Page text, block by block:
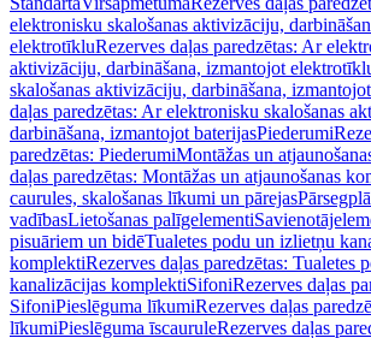
elektronisku skalošanas aktivizāciju,
elektrotīkluRezerves daļas paredzētas: Ar
aktivizāciju, darbināšana, izmantojot
skalošanas aktivizāciju, darbināšana,
daļas paredzētas: Ar elektronisku skalošanas
darbināšana, izmantojot baterijasPiederumi
paredzētas: PiederumiMontāžas un
daļas paredzētas: Montāžas un atjaunošanas
caurules, skalošanas līkumi un pārejas
vadībasLietošanas palīgelementi
pisuāriem un bidēTualetes podu un izlietņu
komplektiRezerves daļas paredzētas: Tualetes
kanalizācijas komplektiSifoniRezerves daļas
SifoniPieslēguma līkumiRezerves daļas
līkumiPieslēguma īscauruleRezerves daļas